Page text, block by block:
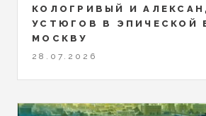
КОЛОГРИВЫЙ И
УСТЮГОВ В ЭПИЧЕСКОЙ
МОСКВУ
28.07.2026